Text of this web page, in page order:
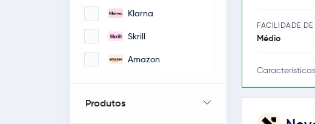
Klarna
Skrill
Amazon
Produtos
FACILIDADE DE
Médio
Características